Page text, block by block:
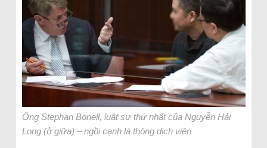
Ông Stephan Bonell, luật sư thứ nhất của Nguyễn Hải
Long (ở giữa) – ngồi cạnh là thông dịch viên